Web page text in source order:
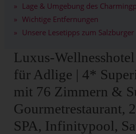
Lage & Umgebung des
Wichtige Entfernungen
Unsere Lesetipps zum Salzburger
Luxus-
für Adlige | 4*
mit 76 Zimmern &
Gourmetrestaurant,
SPA, Infinitypool,